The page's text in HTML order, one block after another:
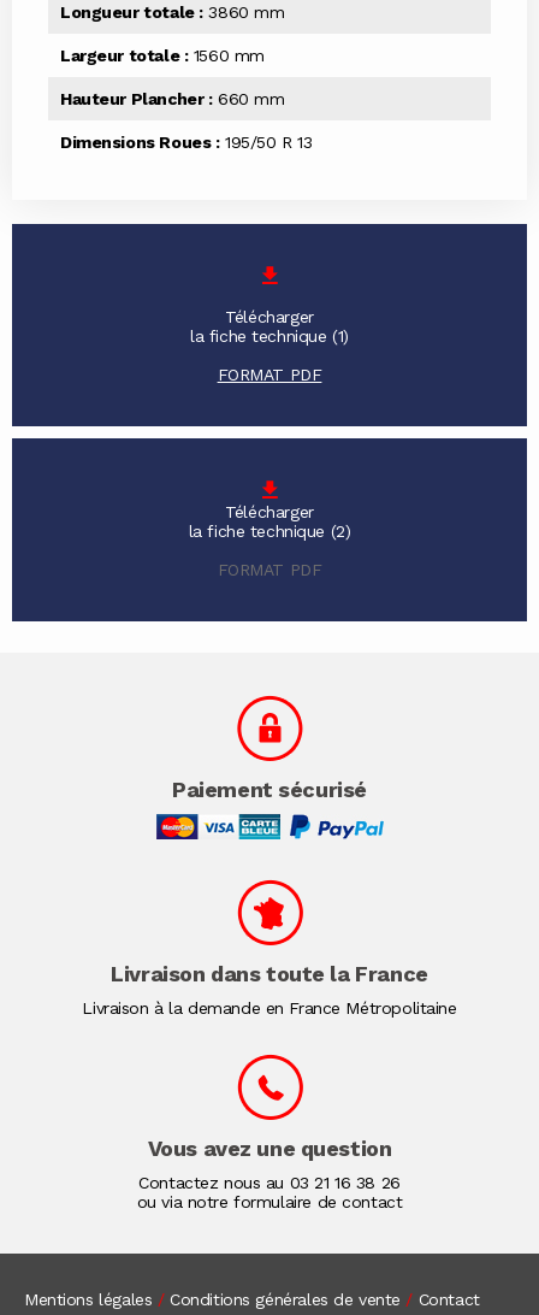
Longueur totale :3860 mm
Largeur totale :1560 mm
Hauteur Plancher :660 mm
Dimensions Roues :195/50 R 13
Télécharger
la fiche technique (1)
FORMAT PDF
Télécharger
la fiche technique (2)
FORMAT PDF
Paiement sécurisé
Livraison dans toute la France
Livraison à la demande en France Métropolitaine
Vous avez une question
Contactez nous au 03 21 16 38 26
ou via notre formulaire de contact
Mentions légales / Conditions générales de vente / Contact